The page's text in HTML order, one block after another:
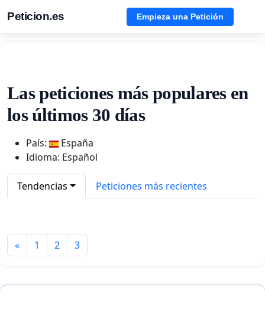
Peticion.es Empieza una Petición
Las peticiones más populares en
los últimos 30 días
País:
España
Idioma: Español
Tendencias Peticiones más recientes
« 1 2 3